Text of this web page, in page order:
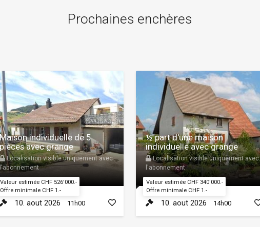
Prochaines enchères
Valeur estimée CHF 526'000.-
Offre minimale CHF 1.-
individuelle de 5
avec grange
Localisation visible uniquement avec
10. aout 2026 11h00
Valeur estimée CHF 340'000.-
Offre minimale CHF 1.-
½ part d'une maison
individuelle avec grange
Localisation visible uniquement avec
l'abonnement
10. aout 2026 14h00